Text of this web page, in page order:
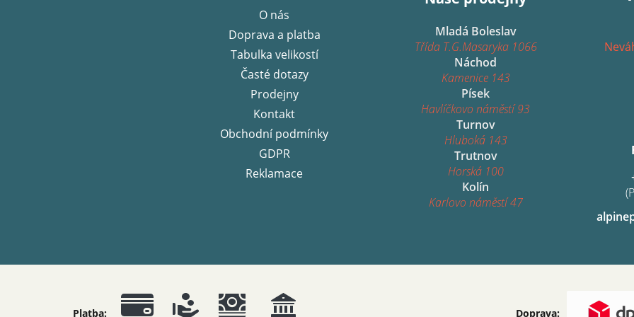
O nás
Doprava a platba
Tabulka velikostí
Časté dotazy
Prodejny
Kontakt
Obchodní podmínky
GDPR
Reklamace
Mladá Boleslav
Třída T.G.Masaryka 1066
Náchod
Kamenice 143
Písek
Havlíčkovo náměstí 93
Turnov
Hluboká 143
Trutnov
Horská 100
Kolín
Karlovo náměstí 47
Platba: Doprava: